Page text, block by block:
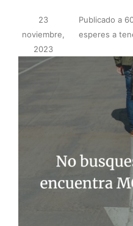
Publicado
23
noviembre,
2023
a
esperes a